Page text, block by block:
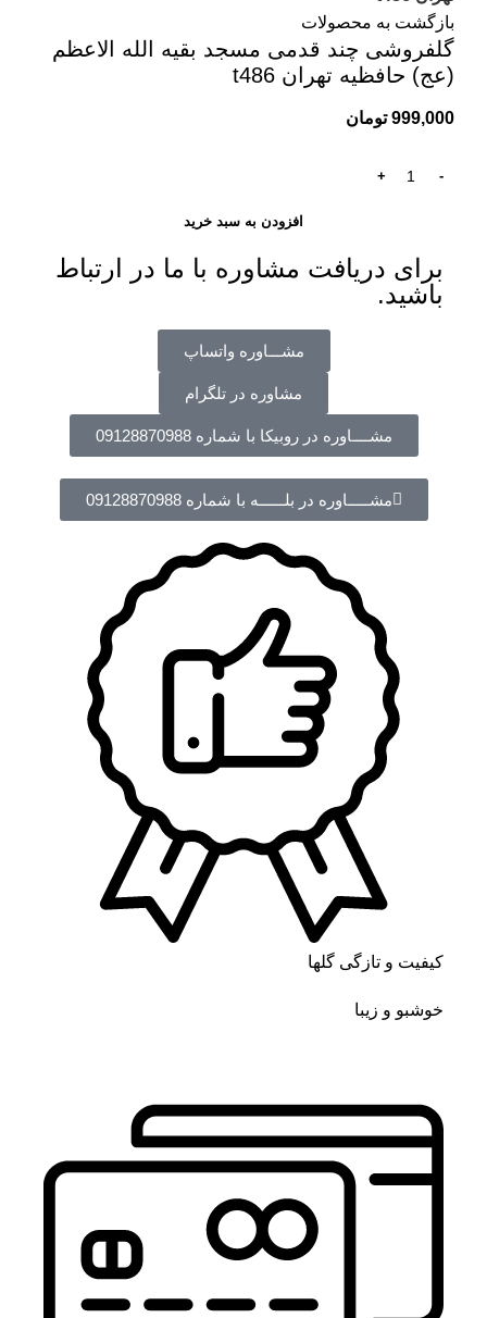
بازگشت به محصولات
گلفروشی چند قدمی مسجد بقیه الله الاعظم
(عج) حافظیه تهران t486
999,000 تومان
افزودن به سبد خرید
برای دریافت مشاوره با ما در ارتباط
باشید.
مشـــاوره واتساپ
مشاوره در تلگرام
مشــــاوره در روبیکا با شماره 09128870988
مشـــــاوره در بلــــــه با شماره 09128870988
کیفیت و تازگی گلها
خوشبو و زیبا